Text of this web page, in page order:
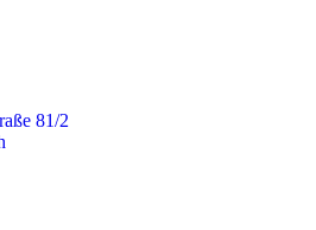
81/2